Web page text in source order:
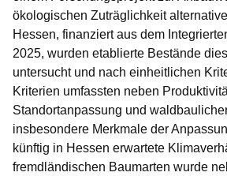
ökologischen Zuträglichkeit
Hessen, finanziert aus dem
2025, wurden etablierte Bestände
untersucht und nach einheitlichen
Kriterien umfassten neben
Standortanpassung und
insbesondere Merkmale der
künftig in Hessen erwartete
fremdländischen Baumarten wurde